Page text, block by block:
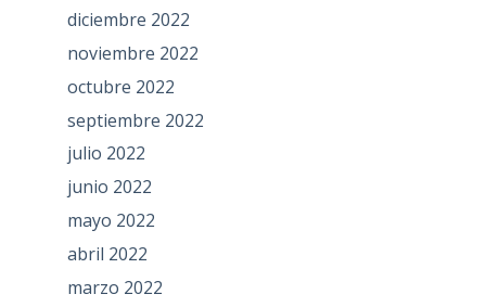
diciembre 2022
noviembre 2022
octubre 2022
septiembre 2022
julio 2022
junio 2022
mayo 2022
abril 2022
marzo 2022